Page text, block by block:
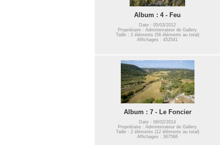
Album : 4 - Feu
Date : 05/03/2012
Propriétaire : Administrateur de Gallery
Taille : 2 éléments (56 éléments au total)
Affichages : 452541
Album : 7 - Le Foncier
Date : 06/02/2014
Propriétaire : Administrateur de Gallery
Taille : 2 éléments (12 éléments au total)
Affichages : 367566